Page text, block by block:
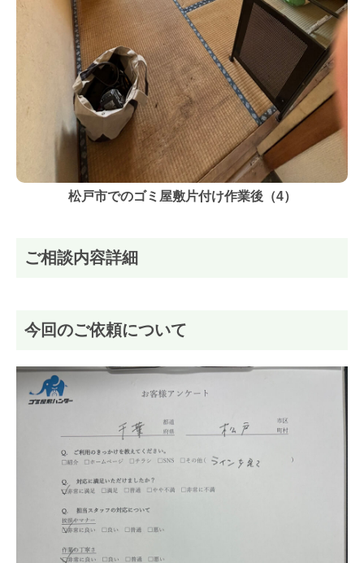
松戸市でのゴミ屋敷片付け作業後（4）
ご相談内容詳細
今回のご依頼について